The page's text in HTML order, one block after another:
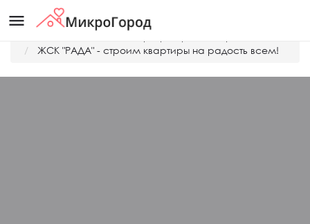
menu
ЖСК "РАДА" - строим квартиры на радость всем!